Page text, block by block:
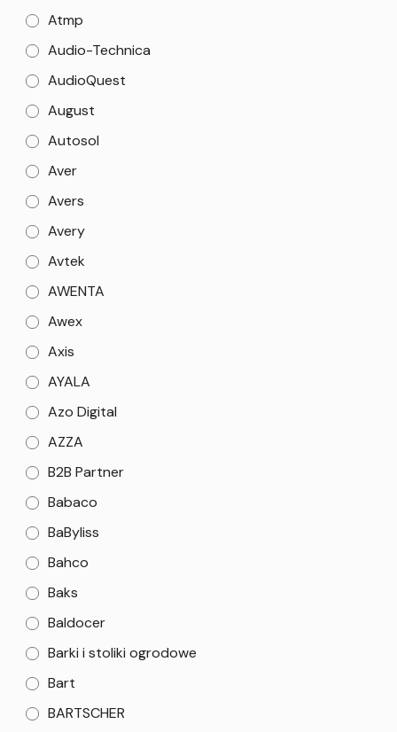
Atmp
Audio-Technica
AudioQuest
August
Autosol
Aver
Avers
Avery
Avtek
AWENTA
Awex
Axis
AYALA
Azo Digital
AZZA
B2B Partner
Babaco
BaByliss
Bahco
Baks
Baldocer
Barki i stoliki ogrodowe
Bart
BARTSCHER